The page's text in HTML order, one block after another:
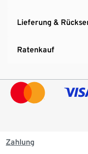
Lieferung &
Ratenkauf
Zahlung